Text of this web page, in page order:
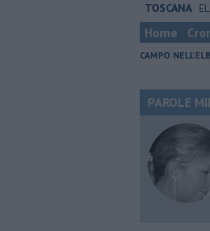
TOSCANA
Home
CAMPO
PAROLE